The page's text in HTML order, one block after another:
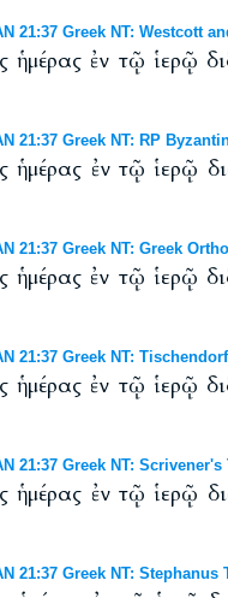
21:37 Greek NT: Westcott
ἐν τῷ ἱερῷ
21:37 Greek NT: RP
ἐν τῷ ἱερῷ
21:37 Greek NT: Greek
ἐν τῷ ἱερῷ
21:37 Greek NT:
ἐν τῷ ἱερῷ
21:37 Greek NT: Scrivener's
ἐν τῷ ἱερῷ
21:37 Greek NT: Stephanus